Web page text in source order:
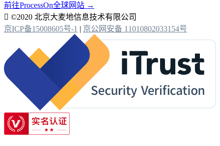
前往ProcessOn全球网站 →
 ©2020 北京大麦地信息技术有限公司
京ICP备15008605号-1 | 京公网安备 11010802033154号